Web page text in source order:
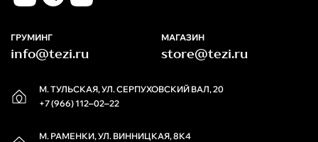
М. ТУЛЬСКАЯ, УЛ. СЕРПУХОВСКИЙ ВАЛ, 20
+7 (966) 112‒02‒22
М. РАМЕНКИ, УЛ. ВИННИЦКАЯ, 8К4
ГРУМИНГ
info@tezi.ru
МАГАЗИН
store@tezi.ru